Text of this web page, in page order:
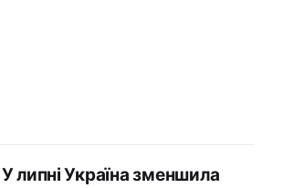
У липні Україна зменшила